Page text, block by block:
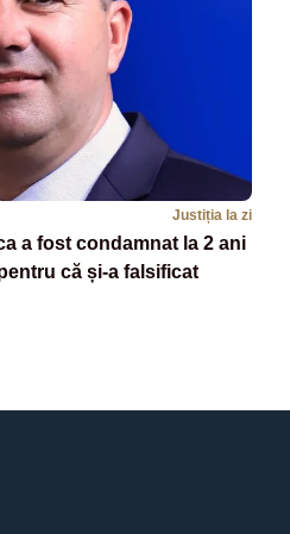
Justiția la zi
a fost condamnat la 2 ani
că și-a falsificat